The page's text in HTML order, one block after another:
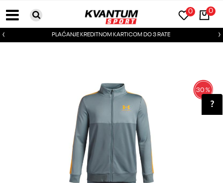
0
0
PLAĆANJE KREDITNOM KARTICOM DO 3 RATE
30%